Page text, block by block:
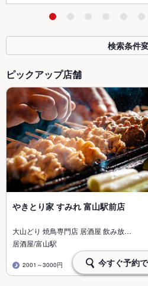
検索条件
ピックアップ店舗
やきとり家 すみれ 富山駅前店
大山どり 焼鳥専門店 居酒屋 飲み放…
居酒屋/富山駅
2001～3000円 今すぐ予約